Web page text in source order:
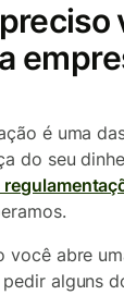
é uma
do seu
você abre
alguns